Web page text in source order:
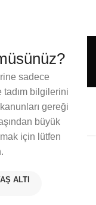
sadece
bilgilerini
gereği
büyük
için lütfen
ALTI
Serisi